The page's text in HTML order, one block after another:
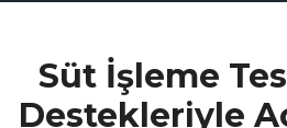
Süt İşleme
Destekleriyle